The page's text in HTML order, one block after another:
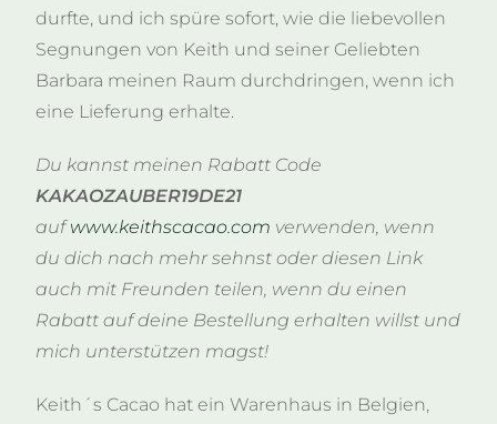
durfte, und ich spüre sofort, wie die liebevollen
Segnungen von Keith und seiner Geliebten
Barbara meinen Raum durchdringen, wenn ich
eine Lieferung erhalte.
Du kannst meinen Rabatt Code
KAKAOZAUBER19DE21
aufwww.keithscacao.com verwenden, wenn
du dich nach mehr sehnst oder diesen Link
auch mit Freunden teilen, wenn du einen
Rabatt auf deine Bestellung erhalten willst und
mich unterstützen magst!
Keith´s Cacao hat ein Warenhaus in Belgien,